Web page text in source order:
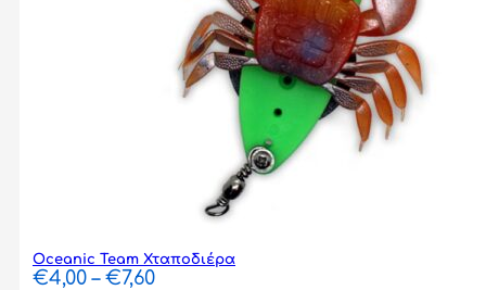
Oceanic Team Χταποδιέρα
€4,00 – €7,60Price